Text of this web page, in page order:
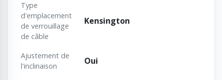
Type
d'emplacement
de verrouillage
de câble
Kensington
Ajustement de
l'inclinaison
Oui